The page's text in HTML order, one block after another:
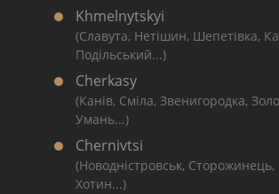
Khmelnytskyi
(Славута, Нетішин, Шепетівка,
Подільський...)
Cherkasy
(Канів, Сміла, Звенигородка,
Умань...)
Chernivtsi
(Новодністровськ,
Хотин...)